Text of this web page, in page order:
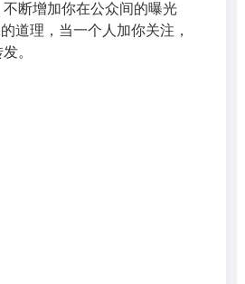
断增加你在公众间的曝光
道理，当一个人加你关注，
。